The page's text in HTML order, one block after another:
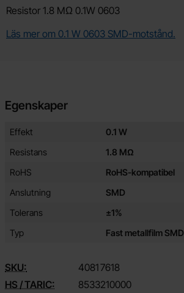
Produktbeskrivning
Resistor 1.8 MΩ 0.1W 0603
Läs mer om 0.1 W 0603 SMD-motstånd.
Egenskaper
Egenskaper/attribut för denna produkt
Attribut
Effekt
0.1 W
Resistans
1.8 MΩ
RoHS
RoHS-kompatibel
Anslutning
SMD
Tolerans
±1%
Typ
Fast metallfilm SMD
SKU: 4081 7618
HS / TARIC:
8533210000